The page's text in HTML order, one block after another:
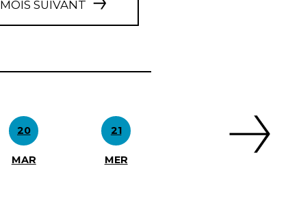
MOIS SUIVANT
20
MAR
21
MER